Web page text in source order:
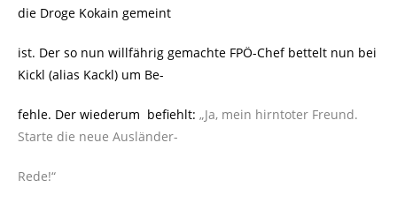
die Droge Kokain gemeint
ist. Der so nun willfährig gemachte FPÖ-Chef bettelt nun bei
Kickl (alias Kackl) um Be-
fehle. Der wiederum befiehlt: „Ja, mein hirntoter Freund.
Starte die neue Ausländer-
Rede!“